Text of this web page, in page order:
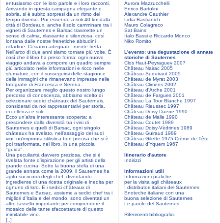
entusiasmo con le loro parole e i loro racconti.
Arrivando in questa campagna elegante e
sobria, si è subito sorpresi da un ritmo del
tempo diverso. Pur essendo a soli 40 km dalla
città di Bordeaux, anche il solo camminare tra i
vigneti di Sauternes e Barsac trasmette un
senso di calma, rilassante e silenziosa, così
lontana dalle nostre frenetiche abitudini
cittadine. Ci siamo adeguate: niente fretta.
Nell'arco di due anni siamo tornate più volte. È
così che il libro ha preso forma: ogni nuovo
viaggio andava a comporre un quadro sempre
più articolato nelle informazioni e ricco nelle
sfumature, con il susseguirsi delle stagioni e
delle immagini che rimanevano impresse nelle
fotografie di Francesca e Serena.
Per organizzare meglio questo nostro lungo
percorso di conoscenza, abbiamo scelto di
selezionare sedici chàteaux del Sauternais,
considerati da noi rappresentativi per storia,
eccellenza e stile.
Ecco un'altra interessante scoperta: a
prescindere dalla diversità tra i vini di
Sauternes e quelli di Barsac, ogni singolo
châteaux ha svelato, nell'assaggio dei suoi
vini, un'impronta stilistica ben precisa che si è
poi trasformata, nel libro, in una piccola
"guida".
Una peculiarità davvero preziosa, che si è
rivelata fonte d'ispirazione per gli artisti della
grande cucina. Sotto la buona stella di una
grande annata come la 2009, il Sauternes ha
agito sui ricordi degli chef, diventando
ingrediente di una ricetta originale e inedita per
ognuno di loro. E i sedici chàteaux di
Sauternes e Barsac, assieme a sedici chef tra i
migliori d'Italia e del mondo, sono diventati un
altro tassello importante per comprendere il
mosaico delle tante sfaccettature di questo
inimitabile vino.
[..]
Aurora Mazzucchelli
Enrico Bartolini
Alexandre Gauthier
Lidia Bastianich
Mauro Colagreco
Sat Bains
Italo Bassi e Riccardo Monco
Niko Romito
L'evento: una degustazione di annate
storiche di Sauternes
Clos Haut-Peyraguey 2007
Château Nairac 2005
Château Suduiraut 2005
Château de Myrat 2003
Château Climens 2002
Château d'Arche 2001
Château de Fargues 2001
Château La Tour Blanche 1997
Château Rieussec 1997
Château Doisy Daëne 1990
Château de Malle 1990
Château Coutet 1989
Château Doisy-Vèdrines 1989
Château Guiraud 1989
Château Gilette 1975 Crème de Tête
Château d'Yquem 1967
Itinerario d'autore
Indirizzi
Informazioni utili
Informazioni pratiche
per la visita agli châteaux
I distributori italiani del Sauternes
Enoteche italiane con una
buona selezione di Sauternes
Le parole del Sauternes
Riferimenti bibliografici